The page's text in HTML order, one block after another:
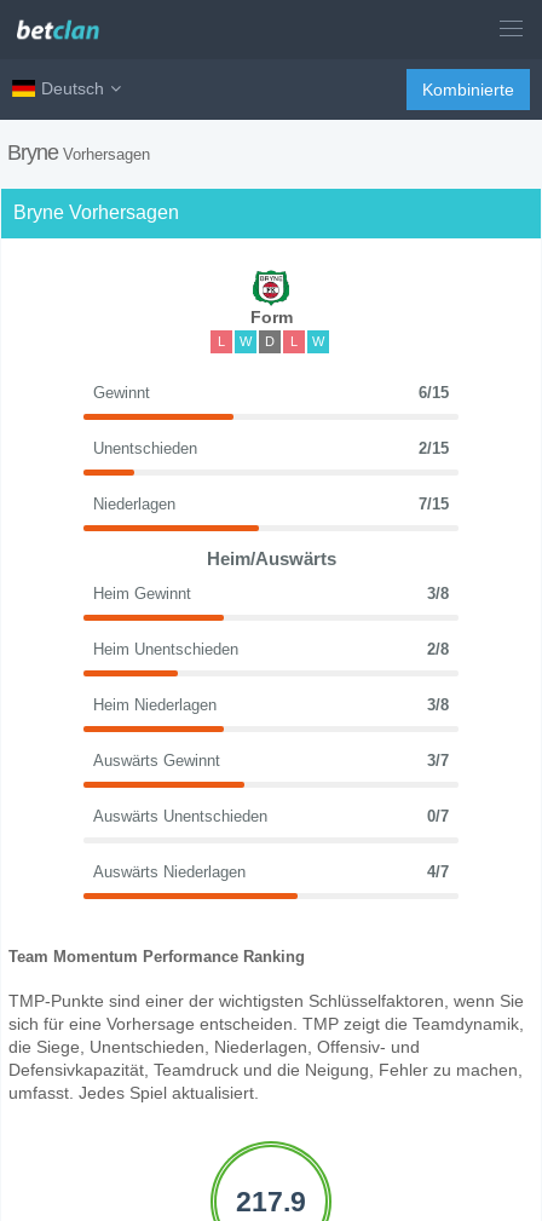
Deutsch Kombinierte
Bryne Vorhersagen
Bryne Vorhersagen
Form
L W D L W
Gewinnt 6/15
Unentschieden 2/15
Niederlagen 7/15
Heim/Auswärts
Heim Gewinnt 3/8
Heim Unentschieden 2/8
Heim Niederlagen 3/8
Auswärts Gewinnt 3/7
Auswärts Unentschieden 0/7
Auswärts Niederlagen 4/7
Team Momentum Performance Ranking
TMP-Punkte sind einer der wichtigsten Schlüsselfaktoren, wenn Sie
sich für eine Vorhersage entscheiden. TMP zeigt die Teamdynamik,
die Siege, Unentschieden, Niederlagen, Offensiv- und
Defensivkapazität, Teamdruck und die Neigung, Fehler zu machen,
umfasst. Jedes Spiel aktualisiert.
217.9